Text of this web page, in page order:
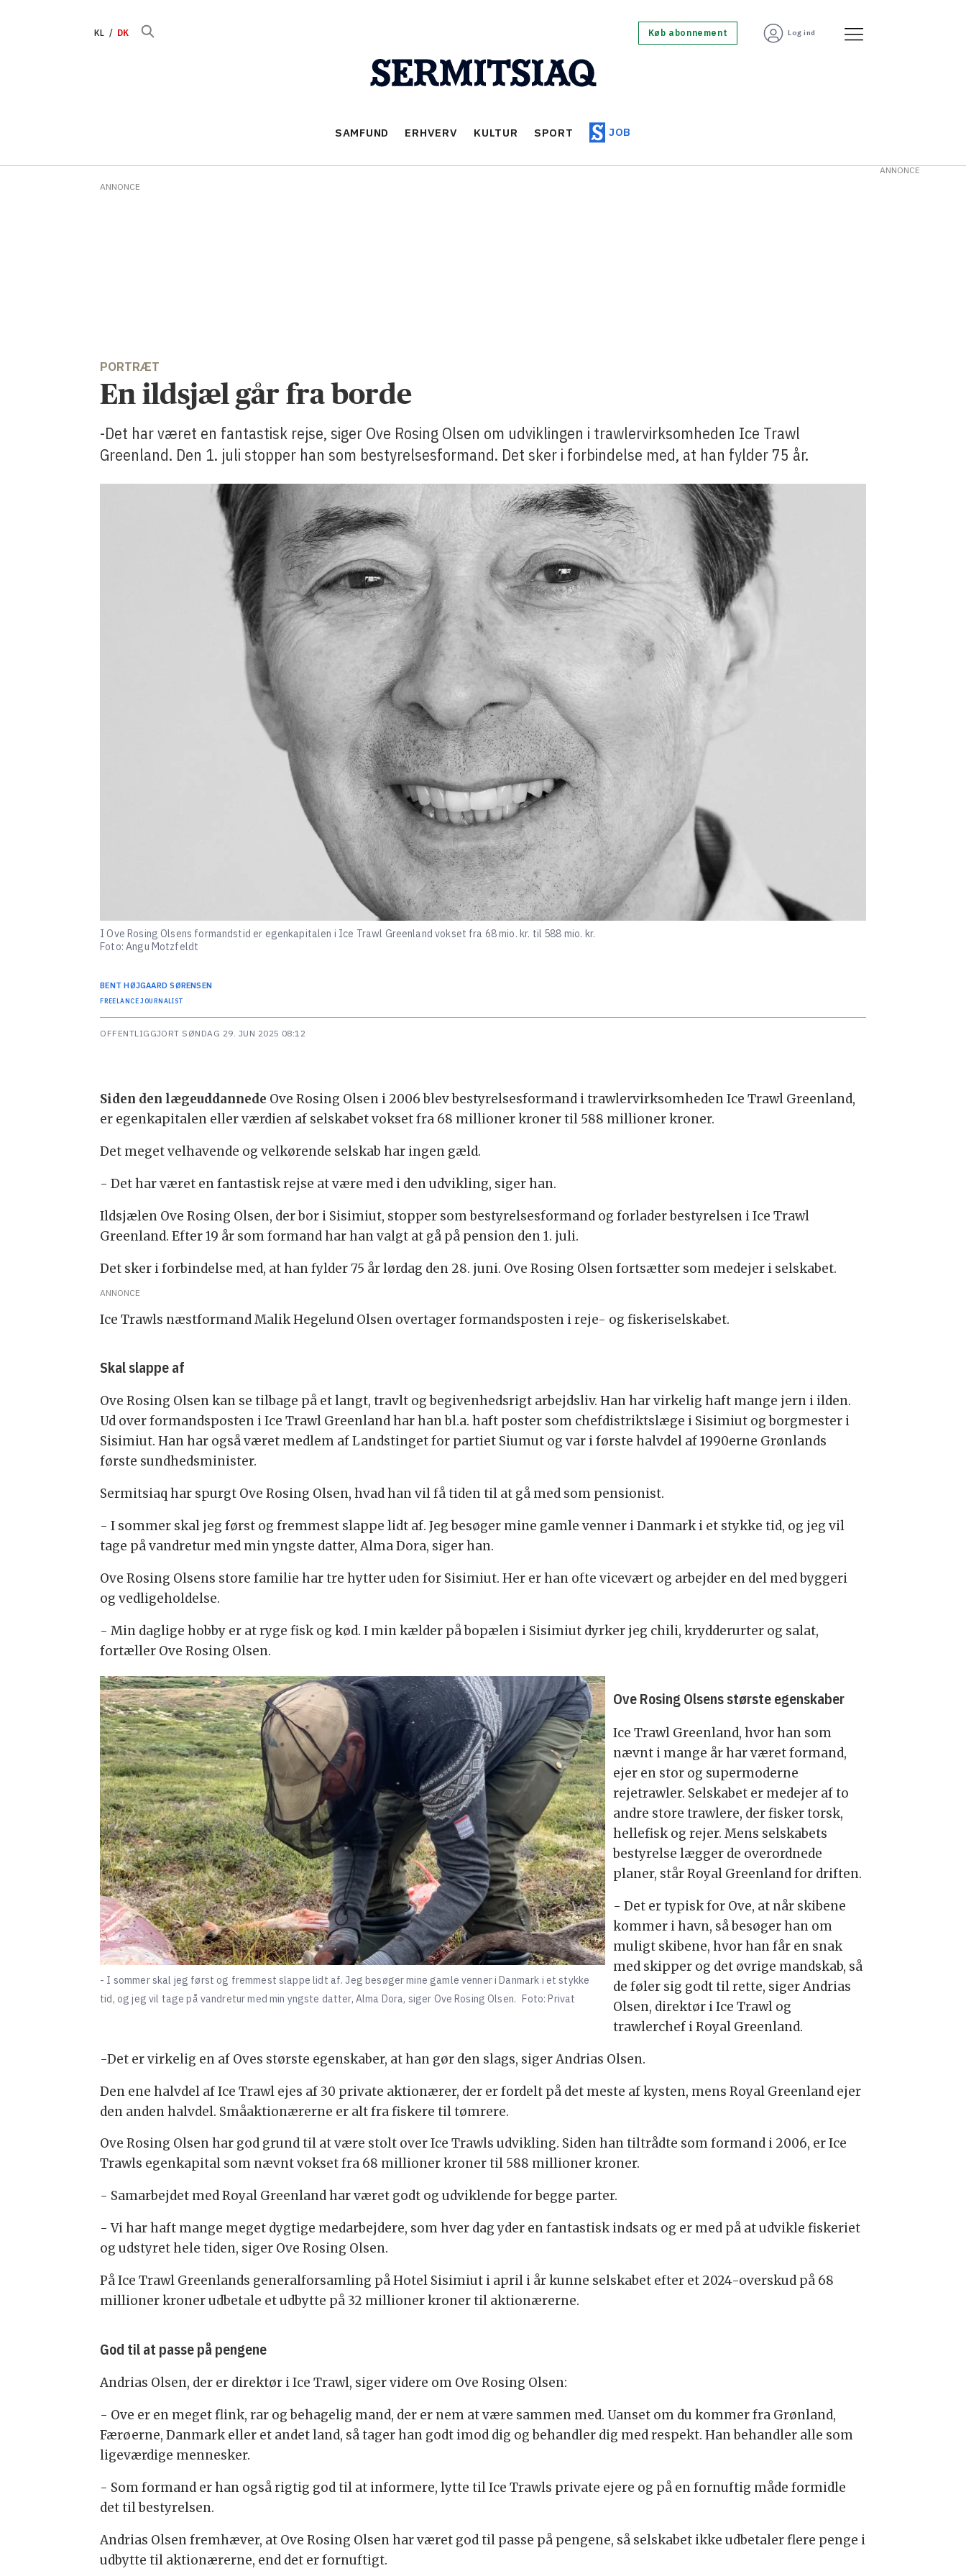
KL DK Køb abonnement Log ind
SAMFUND ERHVERV KULTUR SPORT JOB
ANNONCE
PORTRÆT
En ildsjæl går fra borde
-Det har været en fantastisk rejse, siger Ove Rosing Olsen om udviklingen i trawlervirksomheden Ice Trawl
Greenland. Den 1. juli stopper han som bestyrelsesformand. Det sker i forbindelse med, at han fylder 75 år.
I Ove Rosing Olsens formandstid er egenkapitalen i Ice Trawl Greenland vokset fra 68 mio. kr. til 588 mio. kr.
Foto: Angu Motzfeldt
BENT HØJGAARD SØRENSEN
FREELANCE JOURNALIST
OFFENTLIGGJORT SØNDAG 29. JUN 2025 08:12
Siden den lægeuddannede Ove Rosing Olsen i 2006 blev bestyrelsesformand i trawlervirksomheden Ice Trawl Greenland,
er egenkapitalen eller værdien af selskabet vokset fra 68 millioner kroner til 588 millioner kroner.
Det meget velhavende og velkørende selskab har ingen gæld.
- Det har været en fantastisk rejse at være med i den udvikling, siger han.
Ildsjælen Ove Rosing Olsen, der bor i Sisimiut, stopper som bestyrelsesformand og forlader bestyrelsen i Ice Trawl
Greenland. Efter 19 år som formand har han valgt at gå på pension den 1. juli.
Det sker i forbindelse med, at han fylder 75 år lørdag den 28. juni. Ove Rosing Olsen fortsætter som medejer i selskabet.
ANNONCE
Ice Trawls næstformand Malik Hegelund Olsen overtager formandsposten i reje- og fiskeriselskabet.
Skal slappe af
Ove Rosing Olsen kan se tilbage på et langt, travlt og begivenhedsrigt arbejdsliv. Han har virkelig haft mange jern i ilden.
Ud over formandsposten i Ice Trawl Greenland har han bl.a. haft poster som chefdistriktslæge i Sisimiut og borgmester i
Sisimiut. Han har også været medlem af Landstinget for partiet Siumut og var i første halvdel af 1990erne Grønlands
første sundhedsminister.
Sermitsiaq har spurgt Ove Rosing Olsen, hvad han vil få tiden til at gå med som pensionist.
- I sommer skal jeg først og fremmest slappe lidt af. Jeg besøger mine gamle venner i Danmark i et stykke tid, og jeg vil
tage på vandretur med min yngste datter, Alma Dora, siger han.
Ove Rosing Olsens store familie har tre hytter uden for Sisimiut. Her er han ofte vicevært og arbejder en del med byggeri
og vedligeholdelse.
- Min daglige hobby er at ryge fisk og kød. I min kælder på bopælen i Sisimiut dyrker jeg chili, krydderurter og salat,
fortæller Ove Rosing Olsen.
- I sommer skal jeg først og fremmest slappe lidt af. Jeg besøger mine gamle venner i Danmark i et stykke
tid, og jeg vil tage på vandretur med min yngste datter, Alma Dora, siger Ove Rosing Olsen. Foto: Privat
Ove Rosing Olsens største egenskaber
Ice Trawl Greenland, hvor han som
nævnt i mange år har været formand,
ejer en stor og supermoderne
rejetrawler. Selskabet er medejer af to
andre store trawlere, der fisker torsk,
hellefisk og rejer. Mens selskabets
bestyrelse lægger de overordnede
planer, står Royal Greenland for driften.
- Det er typisk for Ove, at når skibene
kommer i havn, så besøger han om
muligt skibene, hvor han får en snak
med skipper og det øvrige mandskab, så
de føler sig godt til rette, siger Andrias
Olsen, direktør i Ice Trawl og
trawlerchef i Royal Greenland.
-Det er virkelig en af Oves største egenskaber, at han gør den slags, siger Andrias Olsen.
Den ene halvdel af Ice Trawl ejes af 30 private aktionærer, der er fordelt på det meste af kysten, mens Royal Greenland ejer
den anden halvdel. Småaktionærerne er alt fra fiskere til tømrere.
Ove Rosing Olsen har god grund til at være stolt over Ice Trawls udvikling. Siden han tiltrådte som formand i 2006, er Ice
Trawls egenkapital som nævnt vokset fra 68 millioner kroner til 588 millioner kroner.
- Samarbejdet med Royal Greenland har været godt og udviklende for begge parter.
- Vi har haft mange meget dygtige medarbejdere, som hver dag yder en fantastisk indsats og er med på at udvikle fiskeriet
og udstyret hele tiden, siger Ove Rosing Olsen.
På Ice Trawl Greenlands generalforsamling på Hotel Sisimiut i april i år kunne selskabet efter et 2024-overskud på 68
millioner kroner udbetale et udbytte på 32 millioner kroner til aktionærerne.
God til at passe på pengene
Andrias Olsen, der er direktør i Ice Trawl, siger videre om Ove Rosing Olsen:
- Ove er en meget flink, rar og behagelig mand, der er nem at være sammen med. Uanset om du kommer fra Grønland,
Færøerne, Danmark eller et andet land, så tager han godt imod dig og behandler dig med respekt. Han behandler alle som
ligeværdige mennesker.
- Som formand er han også rigtig god til at informere, lytte til Ice Trawls private ejere og på en fornuftig måde formidle
det til bestyrelsen.
Andrias Olsen fremhæver, at Ove Rosing Olsen har været god til passe på pengene, så selskabet ikke udbetaler flere penge i
udbytte til aktionærerne, end det er fornuftigt.
ANNONCE